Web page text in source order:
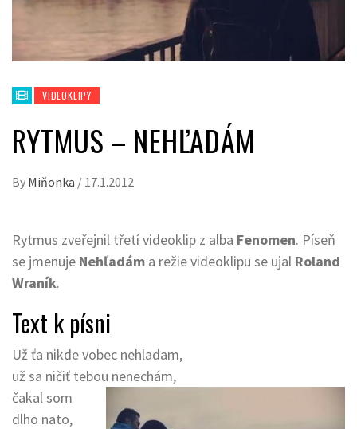
VIDEOKLIPY
RYTMUS – NEHĽADÁM
By Miňonka / 17.1.2012
Rytmus zveřejnil třetí videoklip z alba Fenomen. Píseň
se jmenuje Nehľadám a režie videoklipu se ujal Roland
Wraník.
Text k písni
Už ťa nikde vobec nehladam,
už sa ničiť tebou nenechám,
čakal som
dlho nato,